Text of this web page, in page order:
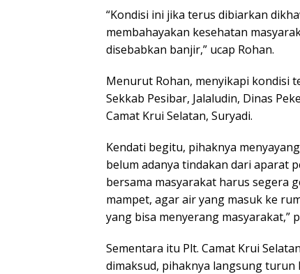
“Kondisi ini jika terus dibiarkan
membahayakan kesehatan
disebabkan banjir,” ucap Rohan.
Menurut Rohan, menyikapi kondisi
Sekkab Pesibar, Jalaludin, Dinas
Camat Krui Selatan, Suryadi.
Kendati begitu, pihaknya
belum adanya tindakan dari aparat
bersama masyarakat harus segera
mampet, agar air yang masuk ke
yang bisa menyerang masyarakat,”
Sementara itu Plt. Camat Krui
dimaksud, pihaknya langsung turun